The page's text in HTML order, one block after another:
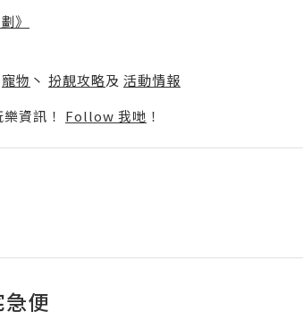
》
寵物 丶 扮靚攻略及 活動情報
資訊！ Follow 我哋 ！
便